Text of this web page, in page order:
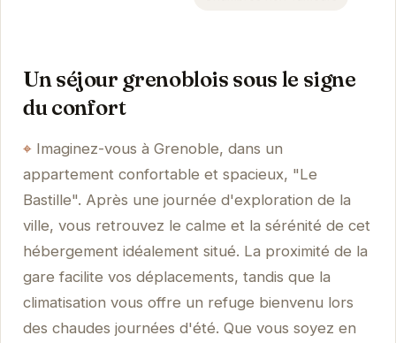
Un séjour grenoblois sous le signe
du confort
Imaginez-vous à Grenoble, dans un
appartement confortable et spacieux, "Le
Bastille". Après une journée d'exploration de la
ville, vous retrouvez le calme et la sérénité de cet
hébergement idéalement situé. La proximité de la
gare facilite vos déplacements, tandis que la
climatisation vous offre un refuge bienvenu lors
des chaudes journées d'été. Que vous soyez en